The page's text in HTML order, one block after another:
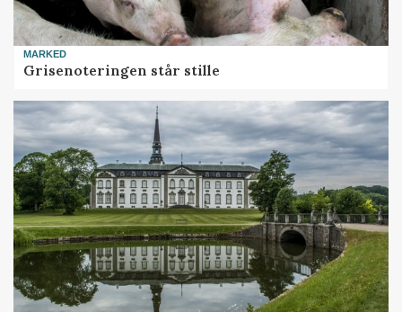
MARKED
Grisenoteringen står stille